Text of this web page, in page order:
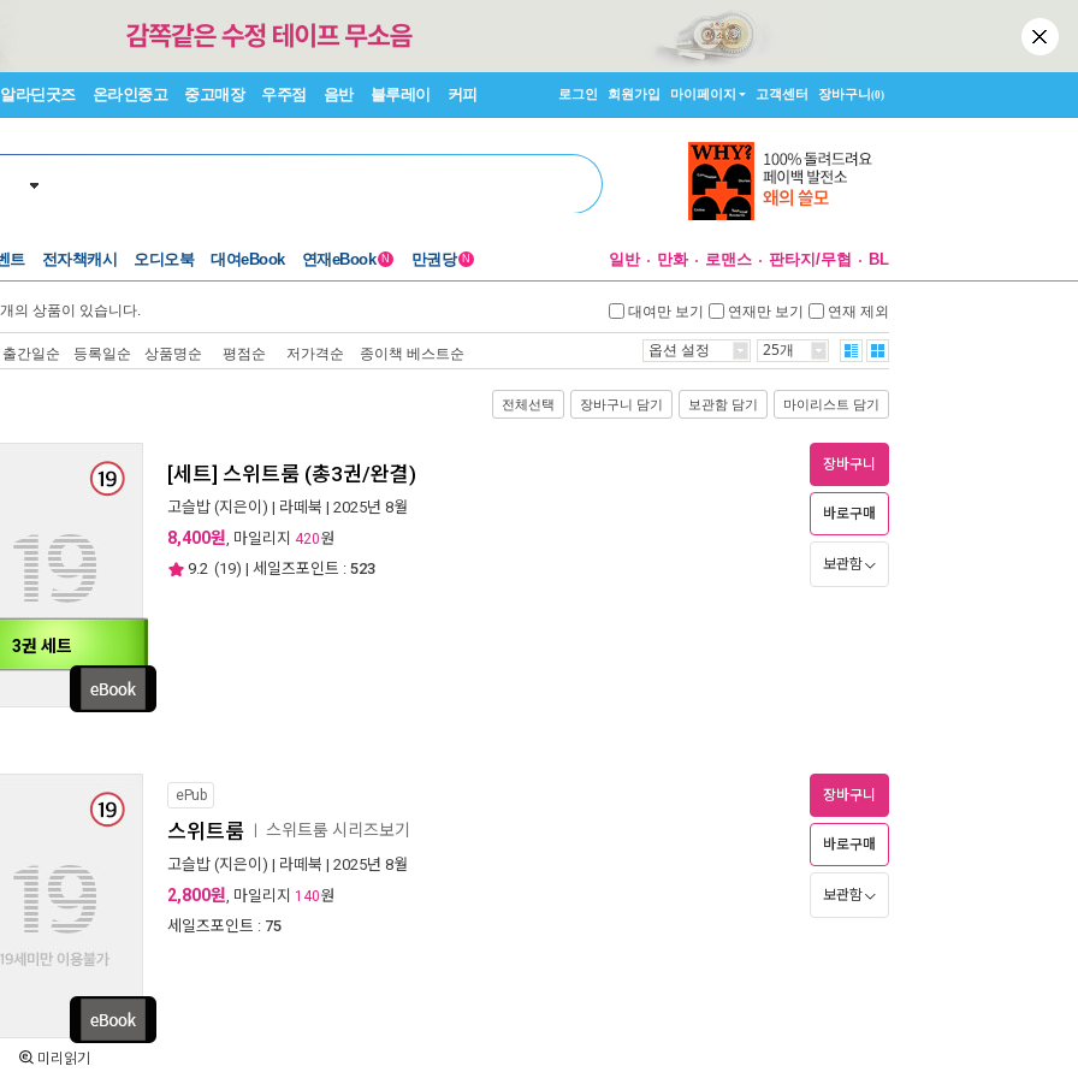
알라딘굿즈 온라인중고 중고매장 우주점 음반 블루레이 커피 로그인 회원가입 마이페이지 고객센터 장바구니(0)
트 전자책캐시 오디오북 대여eBook 연재eBook N 만권당 N 일반 만화 로맨스 판타지/무협 BL
개의 상품이 있습니다. 대여만 보기 연재만 보기 연재 제외
출간일순 등록일순 상품명순 평점순 저가격순 종이책 베스트순 옵션 설정 25개
전체선택 장바구니 담기 보관함 담기 마이리스트 담기
3권 세트
[세트] 스위트룸 (총3권/완결)
고슬밥 (지은이) | 라떼북 | 2025년 8월
8,400원, 마일리지 420원
9.2 (19) | 세일즈포인트 : 523
장바구니
바로구매
보관함
미리읽기
ePub
스위트룸 스위트룸 시리즈보기
고슬밥 (지은이) | 라떼북 | 2025년 8월
2,800원, 마일리지 140원
세일즈포인트 : 75
장바구니
바로구매
보관함